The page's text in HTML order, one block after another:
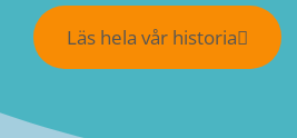
Läs hela vår historia